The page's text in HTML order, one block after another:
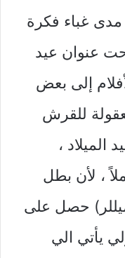
مدى غباء فكرة
عنوان عيد
إلى بعض
للقرش
،
، لأن بطل
حصل على
يأتي الي